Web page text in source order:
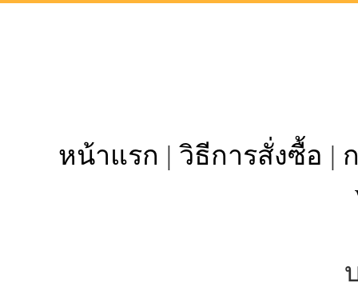
หน้าแรก | วิธีการสั่งซื้อ |